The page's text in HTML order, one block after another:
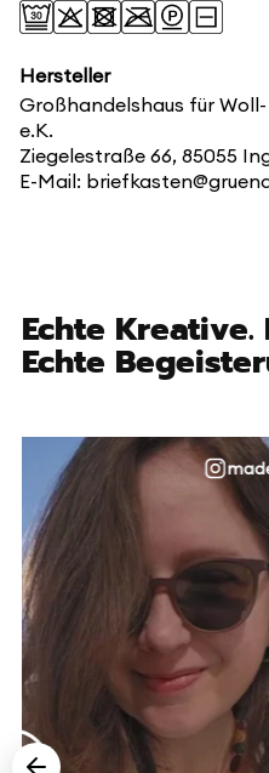
Hersteller
Großhandelshaus für
e.K.
Ziegelestraße 66, 85055
E-Mail:
Echte Kreative.
Echte